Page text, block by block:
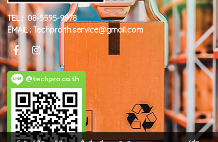
TEL : 08-5595-9978
EMAIL : Techpro.th.service@gmail.com
@techpro.co.th